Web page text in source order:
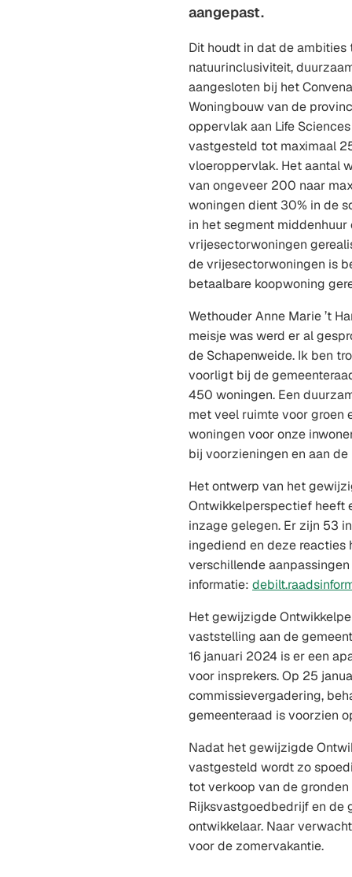
aangepast.
Dit houdt in dat de ambities
natuurinclusiviteit,
aangesloten bij het
Woningbouw van de
oppervlak aan Life
vastgesteld tot maximaal
vloeroppervlak. Het aantal
van ongeveer 200 naar
woningen dient 30% in de
in het segment middenhuur
vrijesectorwoningen
de vrijesectorwoningen is
betaalbare koopwoning
Wethouder Anne Marie ’t
meisje was werd er al
de Schapenweide. Ik ben
voorligt bij de
450 woningen. Een
met veel ruimte voor groen
woningen voor onze
bij voorzieningen en aan de
Het ontwerp van het
Ontwikkelperspectief heeft
inzage gelegen. Er zijn 53
ingediend en deze reacties
verschillende
informatie:
Het gewijzigde
vaststelling aan de
16 januari 2024 is er een
voor insprekers. Op 25
commissievergadering,
gemeenteraad is voorzien
Nadat het gewijzigde
vastgesteld wordt zo
tot verkoop van de
Rijksvastgoedbedrijf en de
ontwikkelaar. Naar
voor de zomervakantie.